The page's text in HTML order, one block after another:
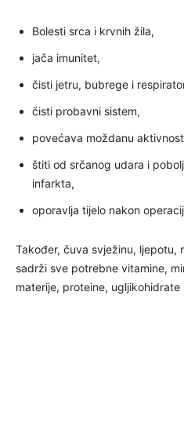
Bolesti srca i krvnih žila,
jača imunitet,
čisti jetru, bubrege i
čisti probavni sistem,
povećava moždanu
štiti od srčanog udara i
infarkta,
oporavlja tijelo nakon
Također, čuva svježinu, ljepotu,
sadrži sve potrebne vitamine,
materije, proteine, ugljikohidrate